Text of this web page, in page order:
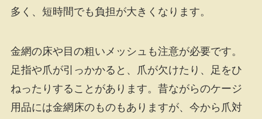
多く、短時間でも負担が大きくなります。
金網の床や目の粗いメッシュも注意が必要です。
足指や爪が引っかかると、爪が欠けたり、足をひ
ねったりすることがあります。昔ながらのケージ
用品には金網床のものもありますが、今から爪対